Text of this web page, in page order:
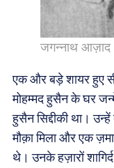
जगन्नाथ आज़ाद
एक और बड़े शायर हुए
मोहम्मद हुसैन के घर
हुसैन सिद्दीकी था।
मौक़ा मिला और एक
थे। उनके हज़ारों